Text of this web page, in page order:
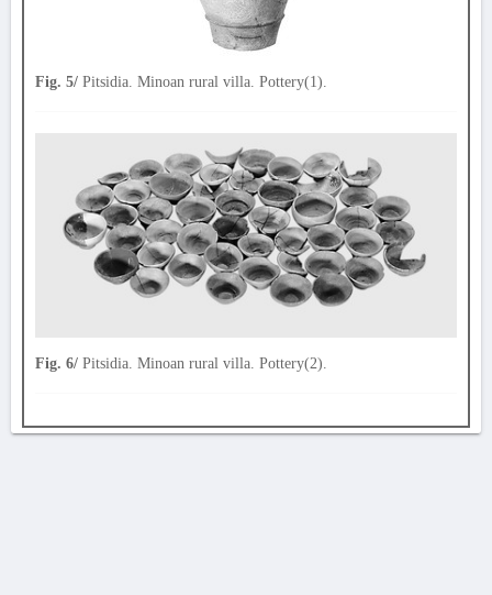
Fig. 5/ Pitsidia. Minoan rural villa. Pottery(1).
Fig. 6/ Pitsidia. Minoan rural villa. Pottery(2).